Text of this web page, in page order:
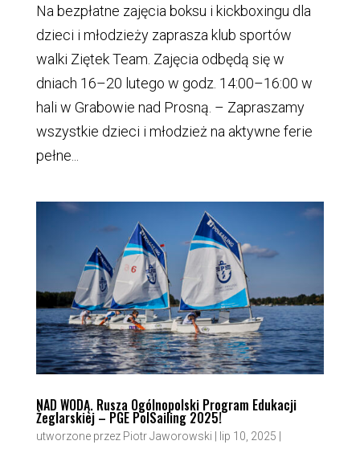
Na bezpłatne zajęcia boksu i kickboxingu dla
dzieci i młodzieży zaprasza klub sportów
walki Ziętek Team. Zajęcia odbędą się w
dniach 16–20 lutego w godz. 14:00–16:00 w
hali w Grabowie nad Prosną. – Zapraszamy
wszystkie dzieci i młodzież na aktywne ferie
pełne...
NAD WODĄ. Rusza Ogólnopolski Program Edukacji
Żeglarskiej – PGE PolSailing 2025!
utworzone przez Piotr Jaworowski lip 10, 2025